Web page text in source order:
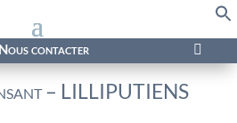
Nous contacter 
– LILLIPUTIENS